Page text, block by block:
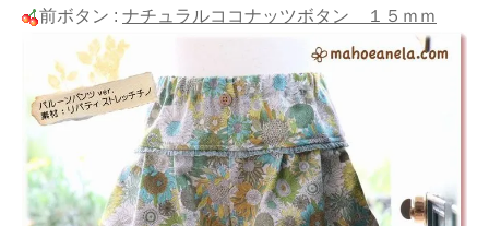
前ボタン : ナチュラルココナッツボタン １５ｍｍ